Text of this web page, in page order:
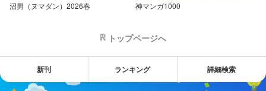
沼男（ヌマダン）2026春 神マンガ1000
トップページへ
新刊 ランキング 詳細検索